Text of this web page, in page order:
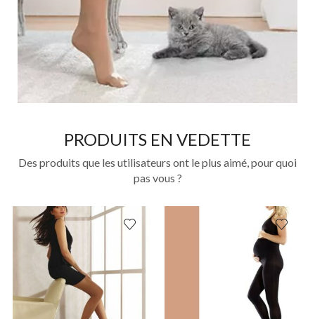
PRODUITS EN VEDETTE
Des produits que les utilisateurs ont le plus aimé, pour quoi
pas vous ?